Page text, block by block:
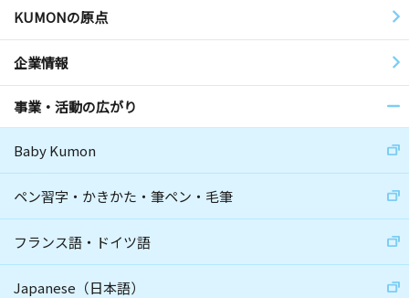
KUMONの原点
企業情報
事業・活動の広がり
Baby Kumon
ペン習字・かきかた・筆ペン・毛筆
フランス語・ドイツ語
Japanese（日本語）